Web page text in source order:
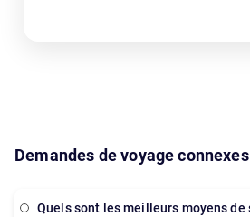
Demandes de voyage connexes
Quels sont les meilleurs moyens de se rendre à